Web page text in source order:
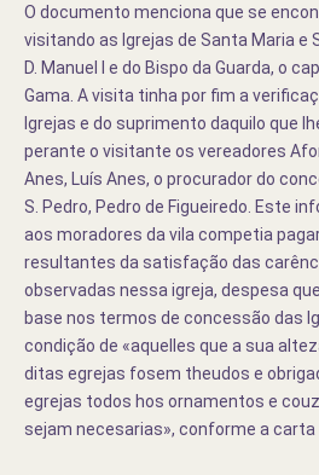
O documento menciona que se
visitando as Igrejas de Santa Maria e
D. Manuel I e do Bispo da Guarda, o
Gama. A visita tinha por fim a
Igrejas e do suprimento daquilo que
perante o visitante os vereadores
Anes, Luís Anes, o procurador do
S. Pedro, Pedro de Figueiredo. Este
aos moradores da vila competia
resultantes da satisfação das
observadas nessa igreja, despesa
base nos termos de concessão das
condição de «aquelles que a sua
ditas egrejas fosem theudos e
egrejas todos hos ornamentos e
sejam necesarias», conforme a